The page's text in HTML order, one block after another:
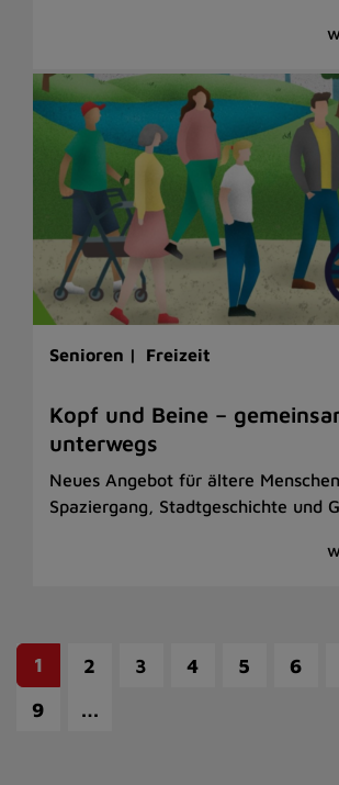
Senioren | Freizeit
Kopf und Beine –
unterwegs
Neues Angebot für ältere
Spaziergang, Stadtgeschichte und
1 2 3 4 5 6
9
…